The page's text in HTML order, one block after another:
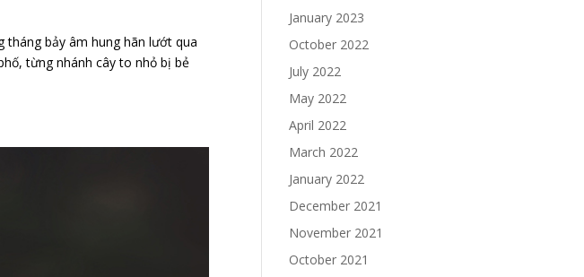
tháng bảy âm hung hãn lướt qua
từng nhánh cây to nhỏ bị bẻ
January 2023
October 2022
July 2022
May 2022
April 2022
March 2022
January 2022
December 2021
November 2021
October 2021